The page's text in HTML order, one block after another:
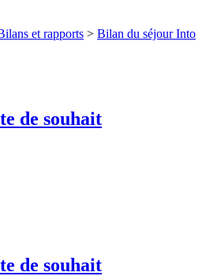
et rapports > Bilan du séjour Into
de souhait
de souhait